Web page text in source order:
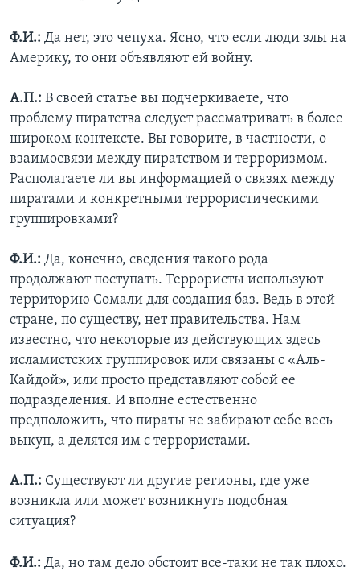
Ф.И.: Да нет, это чепуха. Ясно, что если люди злы на
Америку, то они объявляют ей войну.
А.П.: В своей статье вы подчеркиваете, что
проблему пиратства следует рассматривать в более
широком контексте. Вы говорите, в частности, о
взаимосвязи между пиратством и терроризмом.
Располагаете ли вы информацией о связях между
пиратами и конкретными террористическими
группировками?
Ф.И.: Да, конечно, сведения такого рода
продолжают поступать. Террористы используют
территорию Сомали для создания баз. Ведь в этой
стране, по существу, нет правительства. Нам
известно, что некоторые из действующих здесь
исламистских группировок или связаны с «Аль-
Кайдой», или просто представляют собой ее
подразделения. И вполне естественно
предположить, что пираты не забирают себе весь
выкуп, а делятся им с террористами.
А.П.: Существуют ли другие регионы, где уже
возникла или может возникнуть подобная
ситуация?
Ф.И.: Да, но там дело обстоит все-таки не так плохо.